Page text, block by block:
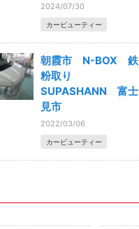
2024/07/30
カービューティー
朝霞市 N-BOX 鉄
粉取り
SUPASHANN 富士
見市
2022/03/06
カービューティー